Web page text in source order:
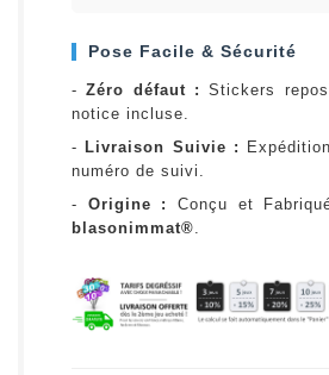
Pose Facile & Sécurité
-Zéro défaut : Stickers
notice incluse.
- Livraison Suivie :
numéro de suivi.
- Origine :
Conçu et
blasonimmat®.